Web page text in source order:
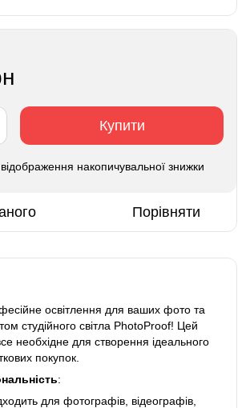
Купити
накопичувальної знижки
Порівняти
освітлення для ваших фото та
студійного світла PhotoProof! Цей
необхідне для створення ідеального
покупок.
:
для фотографів, відеографів,